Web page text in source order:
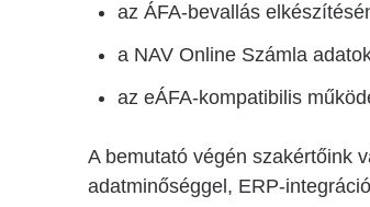
az ÁFA-bevallás
a NAV Online Számla
az eÁFA-kompatibilis
A bemutató végén szakértőink
adatminőséggel, ERP-